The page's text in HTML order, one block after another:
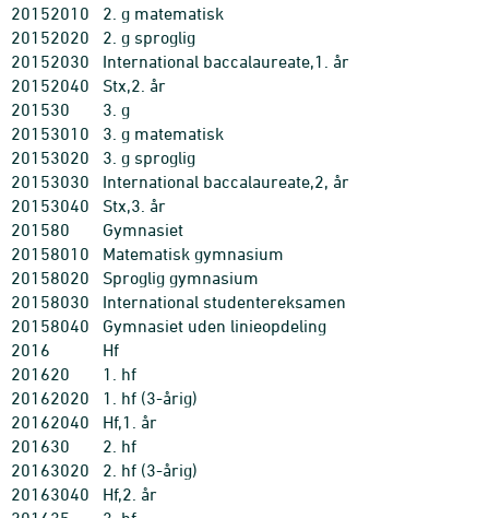
20152010
2. g matematisk
20152020
2. g sproglig
20152030
International baccalaureate,1. år
20152040
Stx,2. år
201530
3. g
20153010
3. g matematisk
20153020
3. g sproglig
20153030
International baccalaureate,2, år
20153040
Stx,3. år
201580
Gymnasiet
20158010
Matematisk gymnasium
20158020
Sproglig gymnasium
20158030
International studentereksamen
20158040
Gymnasiet uden linieopdeling
2016
Hf
201620
1. hf
20162020
1. hf (3-årig)
20162040
Hf,1. år
201630
2. hf
20163020
2. hf (3-årig)
20163040
Hf,2. år